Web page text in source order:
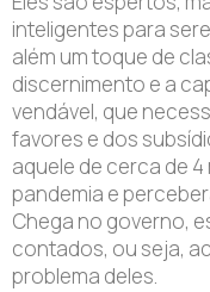
inteligentes para
além um toque de
discernimento e a
vendável, que
favores e dos
aquele de cerca de
pandemia e
Chega no governo,
contados, ou seja,
problema deles.